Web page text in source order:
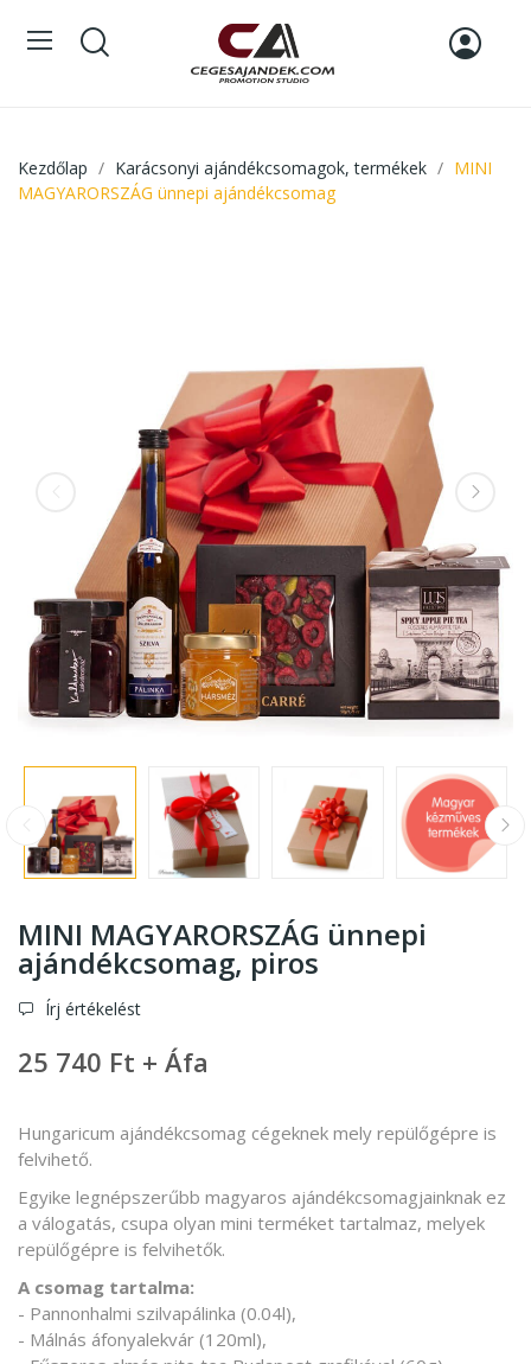
Kezdőlap Karácsonyi ajándékcsomagok, termékek
MINI
MAGYARORSZÁG ünnepi ajándékcsomag
MINI MAGYARORSZÁG ünnepi
ajándékcsomag, piros
Írj értékelést
25 740 Ft + Áfa
Hungaricum ajándékcsomag cégeknek mely repülőgépre is
felvihető.
Egyike legnépszerűbb magyaros ajándékcsomagjainknak ez
a válogatás, csupa olyan mini terméket tartalmaz, melyek
repülőgépre is felvihetők.
A csomag tartalma:
- Pannonhalmi szilvapálinka (0.04l),
- Málnás áfonyalekvár (120ml),